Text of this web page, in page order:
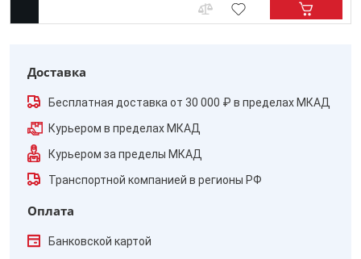
Доставка
Бесплатная доставка от 30 000 ₽ в пределах МКАД
Курьером в пределах МКАД
Курьером за пределы МКАД
Транспортной компанией в регионы РФ
Оплата
Банковской картой